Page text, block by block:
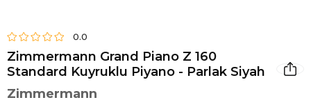
0.0
Zimmermann Grand Piano Z 160
Standard Kuyruklu Piyano - Parlak Siyah
Zimmermann